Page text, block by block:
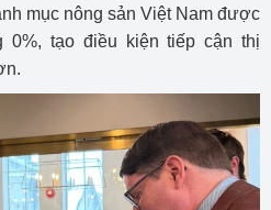
mục nông sản Việt Nam được
0%, tạo điều kiện tiếp cận thị